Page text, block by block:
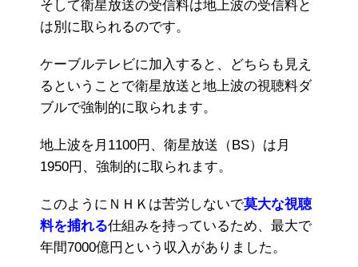
そして衛星放送の受信料は地上波の受信料と
は別に取られるのです。
ケーブルテレビに加入すると、どちらも見え
るということで衛星放送と地上波の視聴料ダ
ブルで強制的に取られます。
地上波を月1100円、衛星放送（BS）は月
1950円、強制的に取られます。
このようにＮＨＫは苦労しないで莫大な視聴
料を捕れる仕組みを持っているため、最大で
年間7000億円という収入がありました。